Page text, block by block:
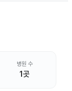
병원 수
1곳